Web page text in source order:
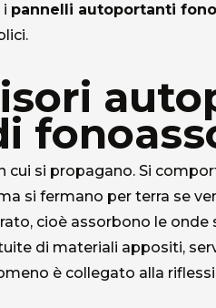
i pannelli autoportanti
si propagano. Si
si fermano per terra se
cioè assorbono le
di materiali appositi,
è collegato alla